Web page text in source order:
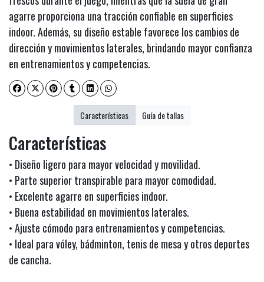
agarre proporciona una tracción confiable en superficies
indoor. Además, su diseño estable favorece los cambios de
dirección y movimientos laterales, brindando mayor confianza
en entrenamientos y competencias.
Características
• Diseño ligero para mayor velocidad y movilidad.
• Parte superior transpirable para mayor comodidad.
• Excelente agarre en superficies indoor.
• Buena estabilidad en movimientos laterales.
• Ajuste cómodo para entrenamientos y competencias.
• Ideal para vóley, bádminton, tenis de mesa y otros deportes
de cancha.
Características Guía de tallas